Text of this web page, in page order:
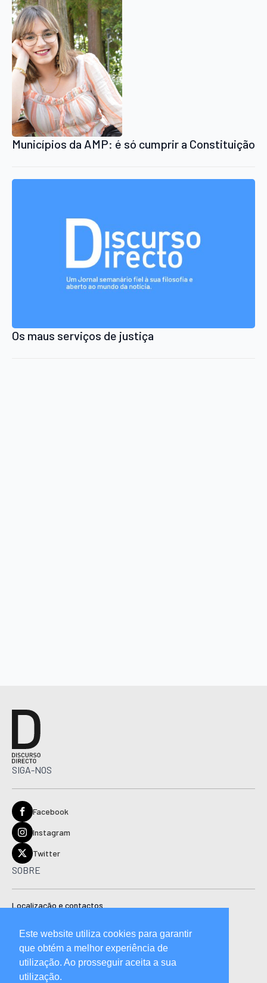
Municípios da AMP: é só cumprir a Constituição
Os maus serviços de justiça
SIGA-NOS
Facebook
Instagram
Twitter
SOBRE
Localização e contactos
Ficha técnica
Manual de boas práticas editoriais e código de conduta
Este website utiliza cookies para garantir
que obtém a melhor experiência de
utilização. Ao prosseguir aceita a sua
utilização.